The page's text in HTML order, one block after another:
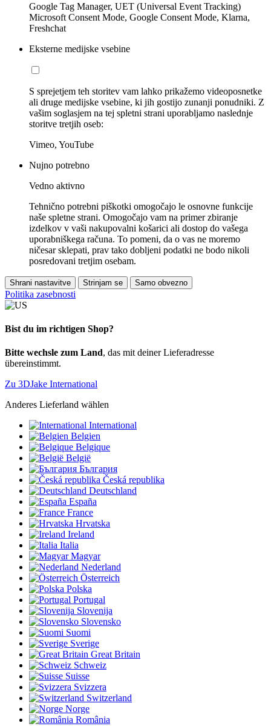
Google Tag Manager, UET (Universal Event Tracking)
Microsoft Consent Mode, Google Consent Mode, Klarna,
Freshchat
Eksterne medijske vsebine
S sprejetjem teh storitev vam lahko prikažemo videoposnetke
ali druge medijske vsebine, ki jih gostijo zunanji ponudniki. Z
vašim soglasjem na tej spletni strani uporabljamo naslednje
storitve tretjih oseb:
Vimeo, YouTube
Nujno potrebno
Vedno aktivno
Tehnično potrebni piškotki omogočajo le osnovne funkcije
naše spletne strani. Omogočajo vam na primer zbiranje
izdelkov v vaši nakupovalni košarici ali dostop do vašega
uporabniškega računa. To pomeni, da o vas ne moremo
ničesar sklepati, prav tako dobljeni podatki ne bodo nikoli
posredovani tretjim osebam.
Shrani nastavitve Strinjam se Samo obvezno
Politika zasebnosti
Bist du im richtigen Shop?
Bitte wechsle zum Land, das mit deiner Lieferadresse
übereinstimmt.
Zu 3DJake International
Anderes Lieferland wählen
International
Belgien
Belgique
België
България
Česká republika
Deutschland
España
France
Hrvatska
Ireland
Italia
Magyar
Nederland
Österreich
Polska
Portugal
Slovenija
Slovensko
Suomi
Sverige
Great Britain
Schweiz
Suisse
Svizzera
Switzerland
Norge
România